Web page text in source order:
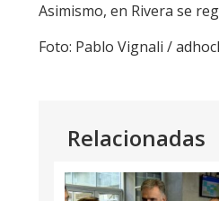
Asimismo, en Rivera se
Foto: Pablo Vignali /
Relacionadas